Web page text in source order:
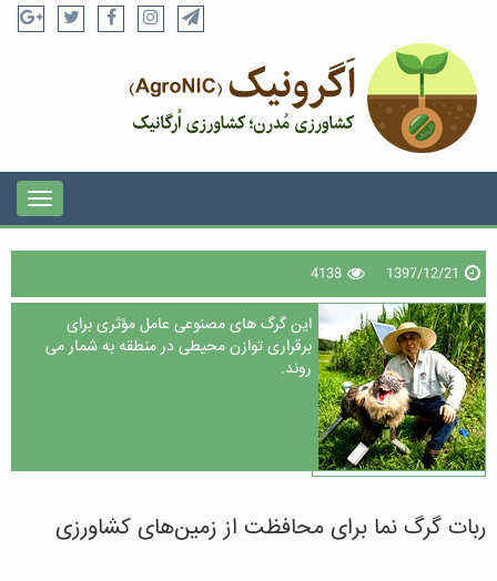
1397/12/21
4138
این گرگ های مصنوعی عامل مؤثری برای
برقراری توازن محیطی در منطقه به شمار می
روند.
ربات گرگ نما برای محافظت از زمین‌های کشاورزی